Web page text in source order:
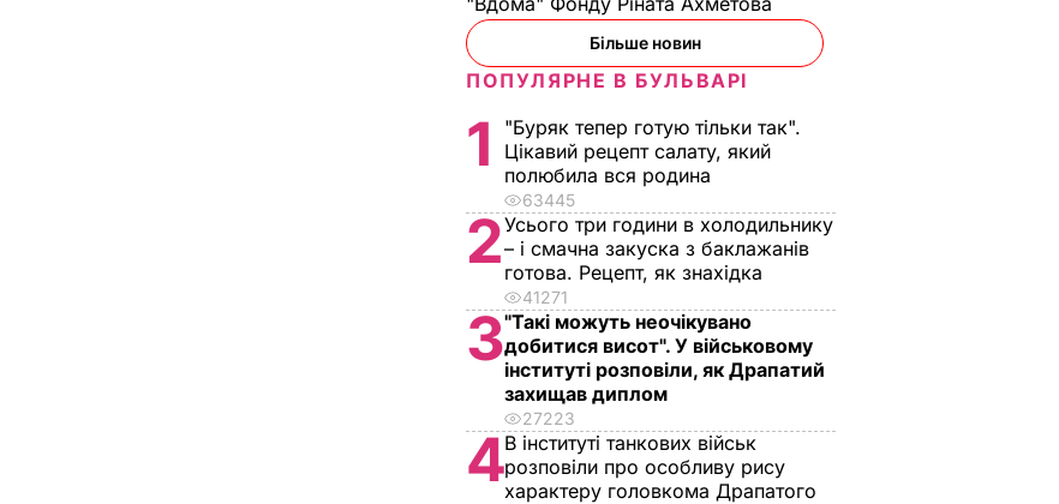
Більше новин
ПОПУЛЯРНЕ В БУЛЬВАРІ
1
"Буряк тепер готую тільки так".
Цікавий рецепт салату, який
полюбила вся родина
63445
2Усього три години в холодильнику
– і смачна закуска з баклажанів
готова. Рецепт, як знахідка
41271
3"Такі можуть неочікувано
добитися висот". У військовому
інституті розповіли, як Драпатий
захищав диплом
27223
4В інституті танкових військ
розповіли про особливу рису
характеру головкома Драпатого